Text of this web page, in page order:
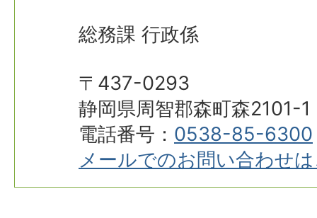
総務課 行政係
〒437-0293
静岡県周智郡森町森2101-1
電話番号： 0538-85-6300
メールでのお問い合わせ